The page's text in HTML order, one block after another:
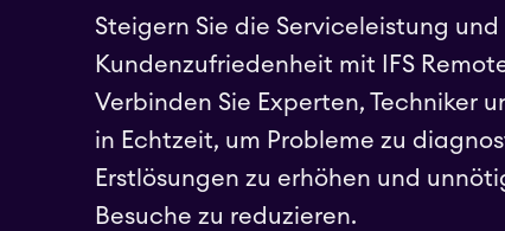
Steigern Sie die Serviceleistung und
Kundenzufriedenheit mit IFS
Verbinden Sie Experten, Techniker
in Echtzeit, um Probleme zu
Erstlösungen zu erhöhen und
Besuche zu reduzieren.